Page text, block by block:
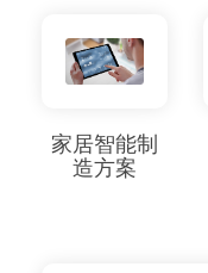
家居智能制
造方案